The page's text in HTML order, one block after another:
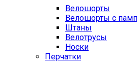
Велошорты
Велошорты с
Штаны
Велотрусы
Носки
Перчатки